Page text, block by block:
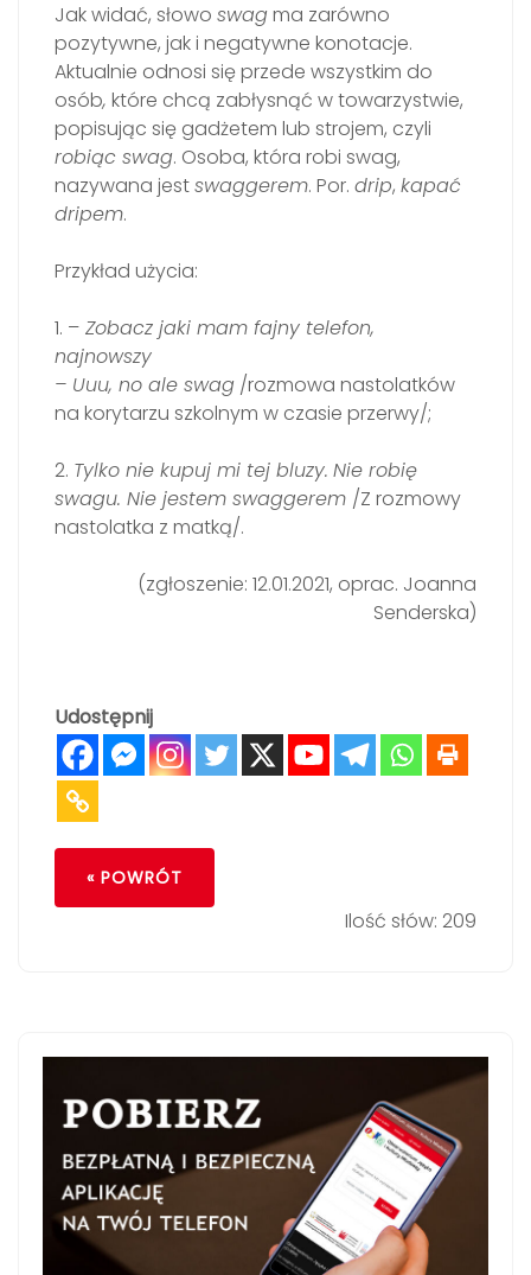
Jak widać, słowo swagma zarówno
pozytywne, jak i negatywne konotacje.
Aktualnie odnosi się przede wszystkim do
osób, które chcą zabłysnąć w towarzystwie,
popisując się gadżetem lub strojem, czyli
robiąc swag. Osoba, która robi swag,
nazywana jestswaggerem. Por. drip, kapać
dripem.
Przykład użycia:
1. – Zobacz jaki mam fajny telefon,
najnowszy
– Uuu, no ale swag /rozmowa nastolatków
na korytarzu szkolnym w czasie przerwy/;
2. Tylko nie kupuj mi tej bluzy. Nie robię
swagu. Nie jestem swaggerem /Z rozmowy
nastolatka z matką/.
(zgłoszenie: 12.01.2021, oprac. Joanna
Senderska)
Udostępnij
« POWRÓT
Ilość słów: 209